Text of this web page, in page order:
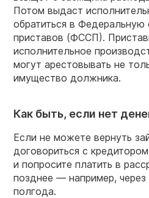
Потом выдаст
обратиться в
приставов (ФССП).
исполнительное
могут арестовывать не
имущество должника.
Как быть, если нет
Если не можете вернуть
договориться с
и попросите платить в
позднее — например, через
полгода.